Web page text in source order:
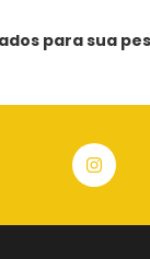
para sua